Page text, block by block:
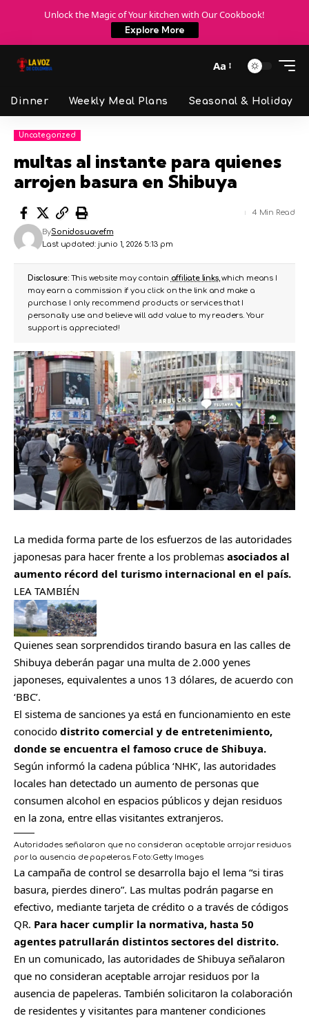
Unlock the Magic of Your kitchen with Our Cookbook!
Explore More
Aa
Dinner Weekly Meal Plans Seasonal & Holiday
Uncategorized
multas al instante para quienes
arrojen basura en Shibuya
Last updated: junio 1, 2026 5:13 pm
BySonidosuavefm
4 Min Read
Disclosure:This website may contain affiliate links, which means I
may earn a commission if you click on the link and make a
purchase. I only recommend products or services that I
personally use and believe will add value to my readers. Your
support is appreciated!
La medida forma parte de los esfuerzos de las autoridades
japonesas para hacer frente a los problemas asociados al
aumento récord del turismo internacional en el país.
LEA TAMBIÉN
Quienes sean sorprendidos tirando basura en las calles de
Shibuya deberán pagar una multa de 2.000 yenes
japoneses, equivalentes a unos 13 dólares, de acuerdo con
‘BBC’.
El sistema de sanciones ya está en funcionamiento en este
conocido distrito comercial y de entretenimiento,
donde se encuentra el famoso cruce de Shibuya.
Según informó la cadena pública ‘NHK’, las autoridades
locales han detectado un aumento de personas que
consumen alcohol en espacios públicos y dejan residuos
en la zona, entre ellas visitantes extranjeros.
Autoridades señalaron que no consideran aceptable arrojar residuos
por la ausencia de papeleras. Foto:Getty Images
La campaña de control se desarrolla bajo el lema “si tiras
basura, pierdes dinero”. Las multas podrán pagarse en
efectivo, mediante tarjeta de crédito o a través de códigos
QR. Para hacer cumplir la normativa, hasta 50
agentes patrullarán distintos sectores del distrito.
En un comunicado, las autoridades de Shibuya señalaron
que no consideran aceptable arrojar residuos por la
ausencia de papeleras. También solicitaron la colaboración
de residentes y visitantes para mantener condiciones